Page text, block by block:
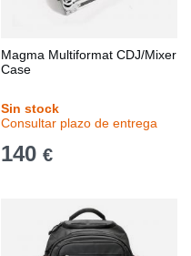
Magma Multiformat CDJ/Mixer
Case
Sin stock
Consultar plazo de entrega
140 €